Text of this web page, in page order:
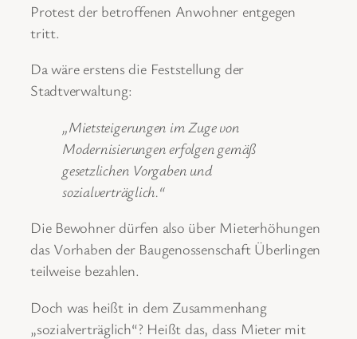
Protest der betroffenen Anwohner entgegen
tritt.
Da wäre erstens die Feststellung der
Stadtverwaltung:
„Mietsteigerungen im Zuge von
Modernisierungen erfolgen gemäß
gesetzlichen Vorgaben und
sozialverträglich.“
Die Bewohner dürfen also über Mieterhöhungen
das Vorhaben der Baugenossenschaft Überlingen
teilweise bezahlen.
Doch was heißt in dem Zusammenhang
„sozialverträglich“? Heißt das, dass Mieter mit